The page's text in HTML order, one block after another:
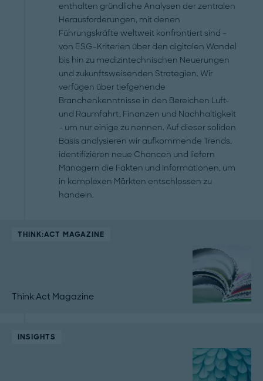
enthalten gründliche Analysen der zentralen
Herausforderungen, mit denen
Führungskräfte weltweit konfrontiert sind –
von ESG-Kriterien über den digitalen Wandel
bis hin zu medizintechnischen Neuerungen
und zukunftsweisenden Strategien. Wir
verfügen über tiefgehende
Branchenkenntnisse in den Bereichen Luft-
und Raumfahrt, Finanzen und Nachhaltigkeit
– um nur einige zu nennen. Auf dieser soliden
Basis analysieren wir aufkommende Trends,
identifizieren neue Chancen und liefern
Managern die Fakten und Informationen, um
in komplexen Märkten entschlossen zu
handeln.
THINK:ACT MAGAZINE
Think:Act Magazine
INSIGHTS